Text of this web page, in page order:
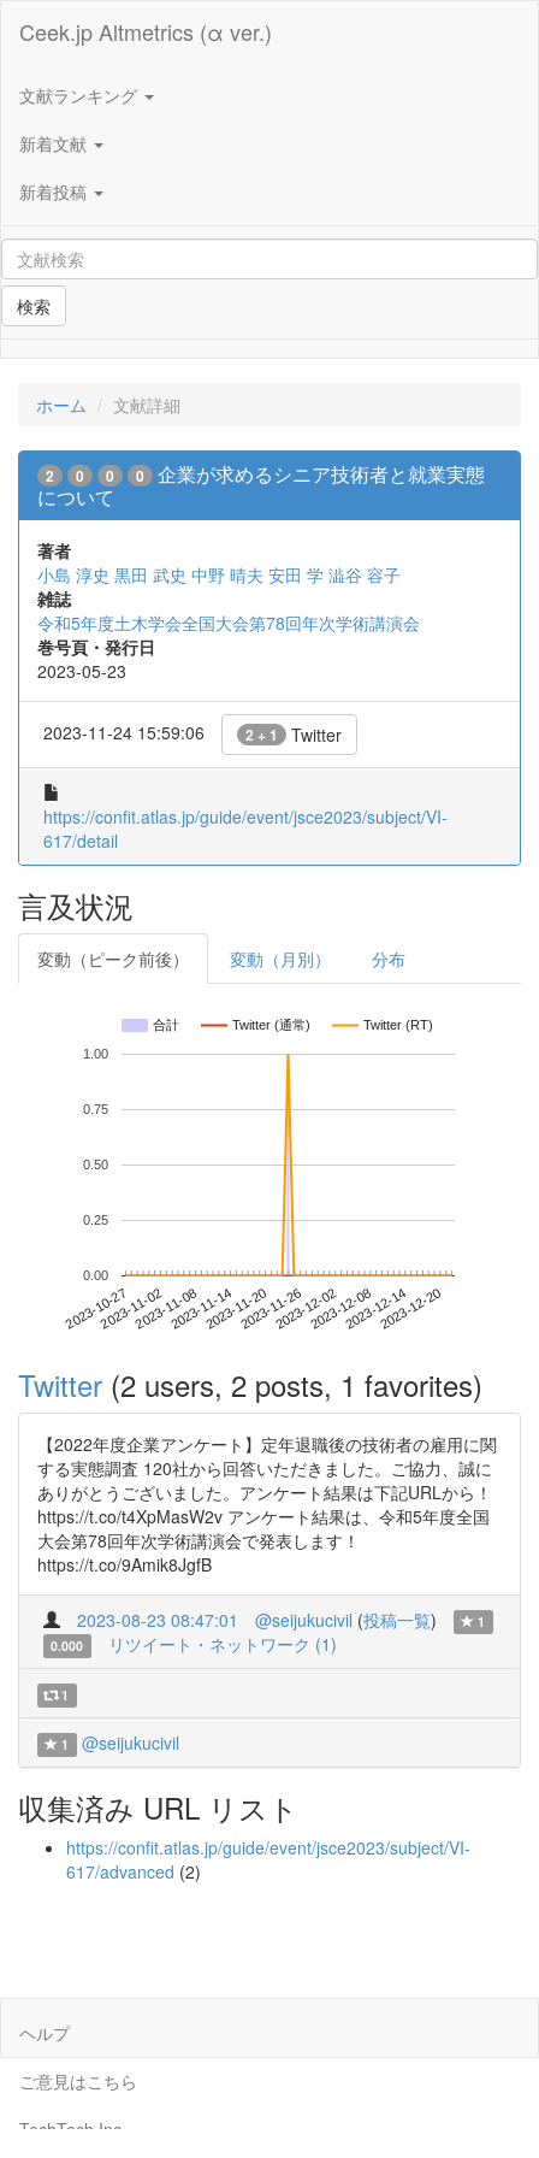
Ceek.jp Altmetrics (α ver.)
文献ランキング
新着文献
新着投稿
検索
ホーム 文献詳細
2 0 0 0
企業が求めるシニア技術者と就業実態
について
著者
小島 淳史 黒田 武史 中野 晴夫 安田 学 澁谷 容子
雑誌
令和5年度土木学会全国大会第78回年次学術講演会
巻号頁・発行日
2023-05-23
2023-11-24 15:59:06 2 + 1 Twitter
https://confit.atlas.jp/guide/event/jsce2023/subject/VI-
617/detail
言及状況
変動（ピーク前後） 変動（月別） 分布
合計 Twitter (通常) Twitter (RT)
2023-10-272023-11-022023-11-082023-11-142023-11-202023-11-262023-12-022023-12-082023-12-142023-12-20
0.00
0.25
0.50
0.75
1.00
Twitter (2 users, 2 posts, 1 favorites)
【2022年度企業アンケート】定年退職後の技術者の雇用に関
する実態調査 120社から回答いただきました。ご協力、誠に
ありがとうございました。アンケート結果は下記URLから！
https://t.co/t4XpMasW2v アンケート結果は、令和5年度全国
大会第78回年次学術講演会で発表します！
https://t.co/9Amik8JgfB
2023-08-23 08:47:01 @seijukucivil (投稿一覧)
1
0.000
リツイート・ネットワーク (1)
1
1 @seijukucivil
収集済み URL リスト
https://confit.atlas.jp/guide/event/jsce2023/subject/VI-
617/advanced (2)
ヘルプ
ご意見はこちら
TechTech Inc.